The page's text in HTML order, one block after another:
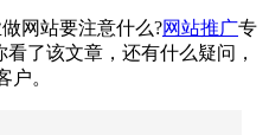
网站要注意什么?网站推广专
了该文章，还有什么疑问，
户。